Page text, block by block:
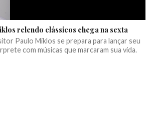
relendo clássicos chega na sexta
Paulo Miklos se prepara para lançar seu
com músicas que marcaram sua vida.